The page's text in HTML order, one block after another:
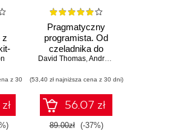
z
z 30
Pragmatyczny
programista. Od
czeladnika do
mistrza. Wydanie II
David Thomas,Andrew Hunt
(53,40 zł najniższa cena z 30 dni)
56.07 zł
89.00zł (-37%)